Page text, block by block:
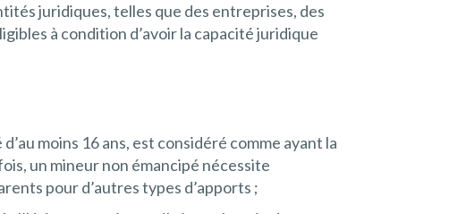
juridiques, telles que des entreprises, des
à condition d’avoir la capacité juridique
moins 16 ans, est considéré comme ayant la
un mineur non émancipé nécessite
pour d’autres types d’apports ;